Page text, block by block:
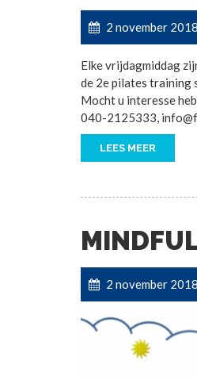
2 november 2018
Elke vrijdagmiddag
de 2e pilates training
Mocht u interesse
040-2125333,
LEES MEER
2 november 2018